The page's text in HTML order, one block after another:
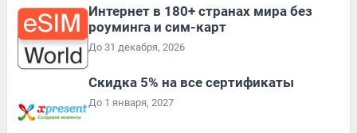
Интернет в 180+ странах мира без
роуминга и сим-карт
До 31 декабря, 2026
Скидка 5% на все сертификаты
До 1 января, 2027